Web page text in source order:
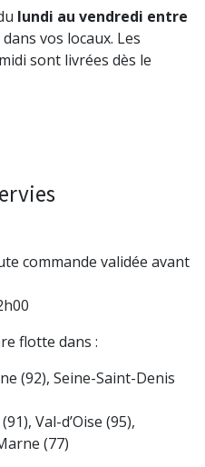
lundi au vendredi entre
vos locaux. Les
sont livrées dès le
commande validée avant
flotte dans :
(92), Seine-Saint-Denis
Val-d’Oise (95),
(77)